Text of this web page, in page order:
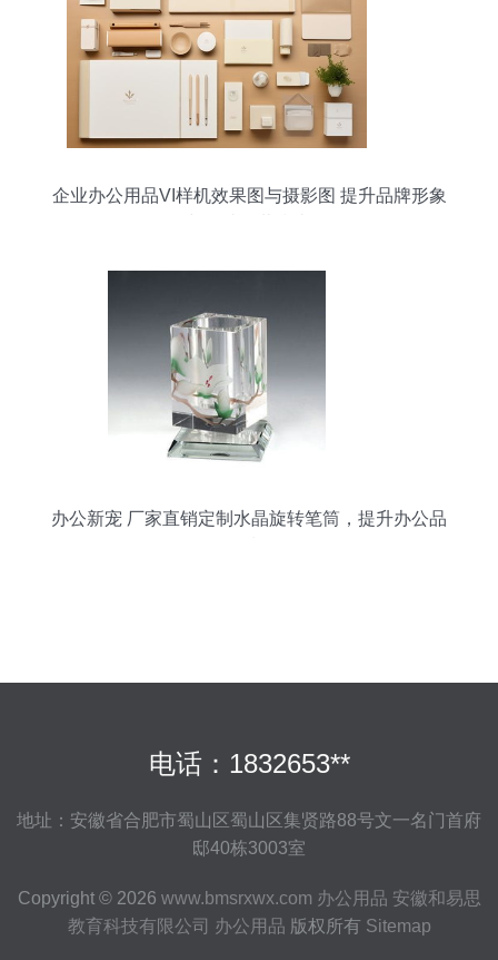
企业办公用品VI样机效果图与摄影图 提升品牌形象
办公新宠 厂家直销定制水晶旋转笔筒，提升办公品
电话：1832653**
地址：安徽省合肥市蜀山区蜀山区集贤路88号文一名门首府
邸40栋3003室
Copyright © 2026 www.bmsrxwx.com 办公用品 安徽和易思
教育科技有限公司 办公用品 版权所有 Sitemap